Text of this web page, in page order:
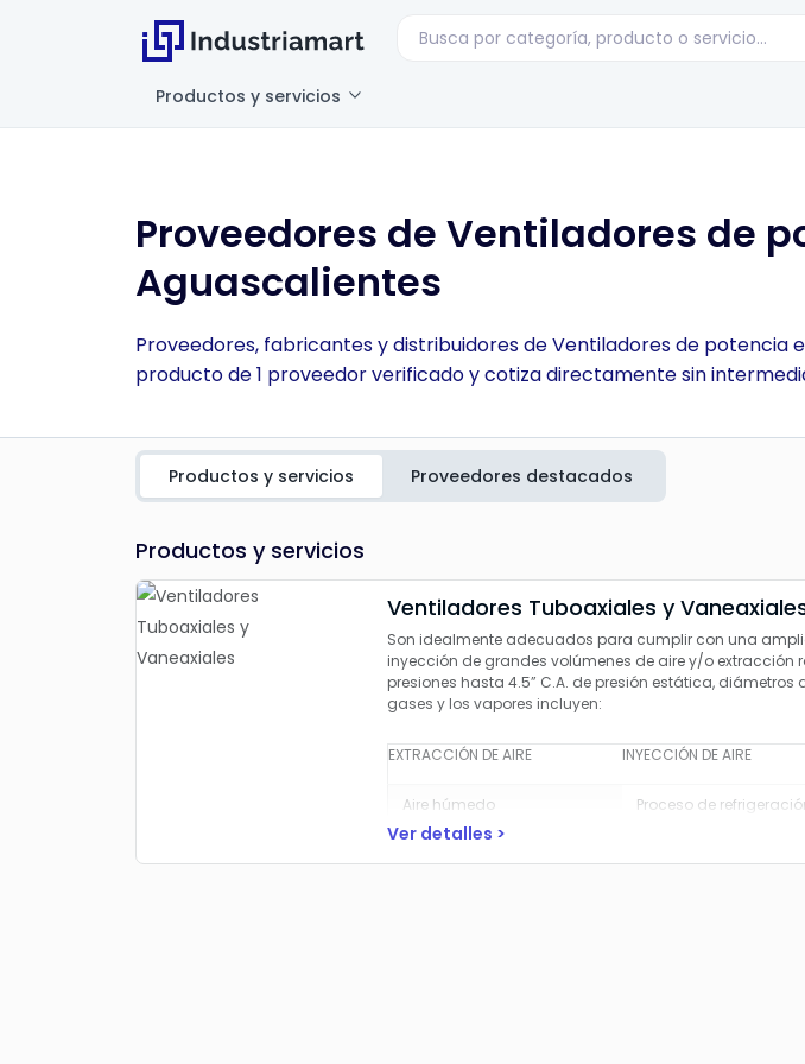
Productos y servicios
Proveedores de Ventiladores de
Aguascalientes
Proveedores, fabricantes y distribuidores de Ventiladores de potencia
producto de 1 proveedor verificado y cotiza directamente sin
Productos y servicios Proveedores destacados
Productos y servicios
Ventiladores Tuboaxiales y
Son idealmente adecuados para cumplir con una
inyección de grandes volúmenes de aire y/o extracción
presiones hasta 4.5” C.A. de presión estática, diámetros
gases y los vapores incluyen:
EXTRACCIÓN DE AIRE INYECCIÓN DE AIRE
Aire húmedo Proceso de
Proceso con vapores Aire de reposición
Ver detalles >